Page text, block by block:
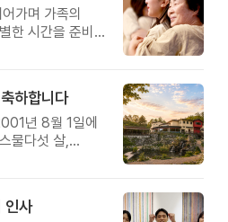
가며 가족의
한 시간을 준비해
하합니다
년 8월 1일에
물다섯 살,
인사